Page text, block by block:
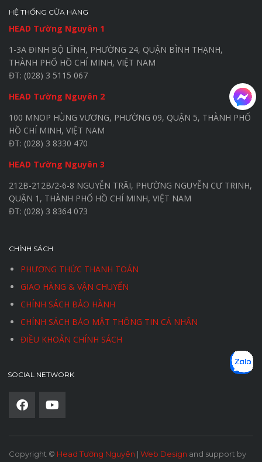
HỆ THỐNG CỬA HÀNG
HEAD Tường Nguyên 1
1-3A ĐINH BỘ LĨNH, PHƯỜNG 24, QUẬN BÌNH THẠNH,
THÀNH PHỐ HỒ CHÍ MINH, VIỆT NAM
ĐT: (028) 3 5115 067
HEAD Tường Nguyên 2
100 MNOP HÙNG VƯƠNG, PHƯỜNG 09, QUẬN 5, THÀNH PHỐ
HỒ CHÍ MINH, VIỆT NAM
ĐT: (028) 3 8330 470
HEAD Tường Nguyên 3
212B-212B/2-6-8 NGUYỄN TRÃI, PHƯỜNG NGUYỄN CƯ TRINH,
QUẬN 1, THÀNH PHỐ HỒ CHÍ MINH, VIỆT NAM
ĐT: (028) 3 8364 073
CHÍNH SÁCH
PHƯƠNG THỨC THANH TOÁN
GIAO HÀNG & VẬN CHUYỂN
CHÍNH SÁCH BẢO HÀNH
CHÍNH SÁCH BẢO MẬT THÔNG TIN CÁ NHÂN
ĐIỀU KHOẢN CHÍNH SÁCH
SOCIAL NETWORK
Copyright © Head Tường Nguyên | Web Design and support by